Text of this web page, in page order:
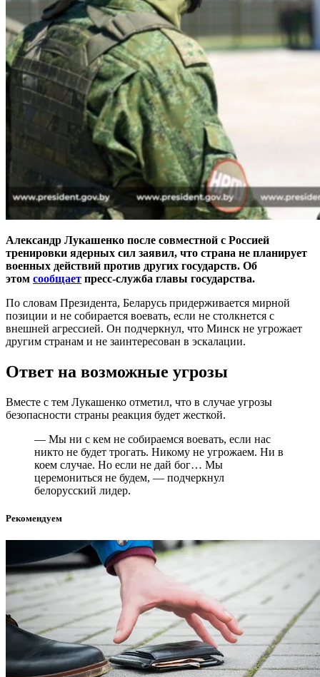
Александр Лукашенко после совместной с Россией
тренировки ядерных сил заявил, что страна не планирует
военных действий против других государств. Об
этом сообщает пресс-служба главы государства.
По словам Президента, Беларусь придерживается мирной
позиции и не собирается воевать, если не столкнется с
внешней агрессией. Он подчеркнул, что Минск не угрожает
другим странам и не заинтересован в эскалации.
Ответ на возможные угрозы
Вместе с тем Лукашенко отметил, что в случае угрозы
безопасности страны реакция будет жесткой.
— Мы ни с кем не собираемся воевать, если нас
никто не будет трогать. Никому не угрожаем. Ни в
коем случае. Но если не дай бог… Мы
церемониться не будем, — подчеркнул
белорусский лидер.
Рекомендуем